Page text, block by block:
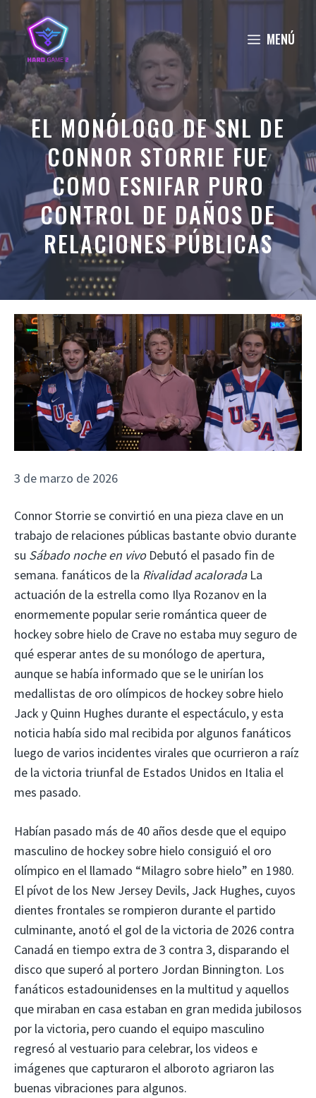
Saltar
contenido
MENÚ
EL MONÓLOGO DE SNL DE
CONNOR STORRIE FUE
COMO ESNIFAR PURO
CONTROL DE DAÑOS DE
RELACIONES PÚBLICAS
3 de marzo de 2026
Connor Storrie se convirtió en una pieza clave en un
trabajo de relaciones públicas bastante obvio durante
su Sábado noche en vivoDebutó el pasado fin de
semana. fanáticos de la Rivalidad acaloradaLa
actuación de la estrella como Ilya Rozanov en la
enormemente popular serie romántica queer de
hockey sobre hielo de Crave no estaba muy seguro de
qué esperar antes de su monólogo de apertura,
aunque se había informado que se le unirían los
medallistas de oro olímpicos de hockey sobre hielo
Jack y Quinn Hughes durante el espectáculo, y esta
noticia había sido mal recibida por algunos fanáticos
luego de varios incidentes virales que ocurrieron a raíz
de la victoria triunfal de Estados Unidos en Italia el
mes pasado.
Habían pasado más de 40 años desde que el equipo
masculino de hockey sobre hielo consiguió el oro
olímpico en el llamado “Milagro sobre hielo” en 1980.
El pívot de los New Jersey Devils, Jack Hughes, cuyos
dientes frontales se rompieron durante el partido
culminante, anotó el gol de la victoria de 2026 contra
Canadá en tiempo extra de 3 contra 3, disparando el
disco que superó al portero Jordan Binnington. Los
fanáticos estadounidenses en la multitud y aquellos
que miraban en casa estaban en gran medida jubilosos
por la victoria, pero cuando el equipo masculino
regresó al vestuario para celebrar, los videos e
imágenes que capturaron el alboroto agriaron las
buenas vibraciones para algunos.